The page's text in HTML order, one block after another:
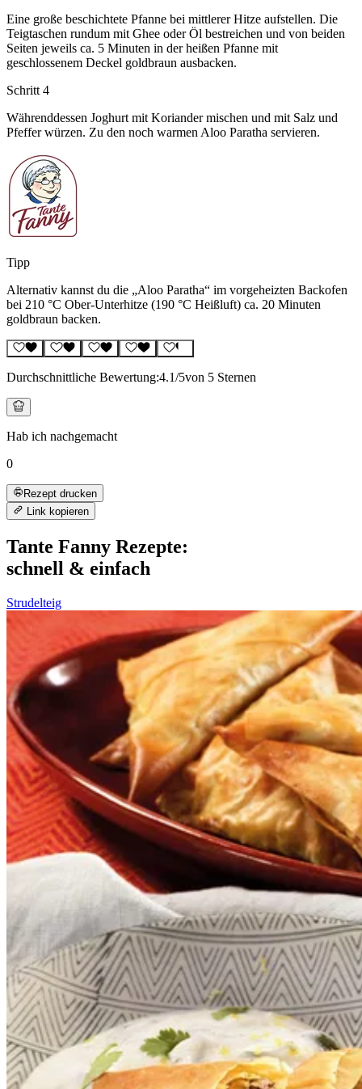
Eine große beschichtete Pfanne bei mittlerer Hitze aufstellen. Die
Teigtaschen rundum mit Ghee oder Öl bestreichen und von beiden
Seiten jeweils ca. 5 Minuten in der heißen Pfanne mit
geschlossenem Deckel goldbraun ausbacken.
Schritt 4
Währenddessen Joghurt mit Koriander mischen und mit Salz und
Pfeffer würzen. Zu den noch warmen Aloo Paratha servieren.
Tipp
Alternativ kannst du die „Aloo Paratha“ im vorgeheizten Backofen
bei 210 °C Ober-Unterhitze (190 °C Heißluft) ca. 20 Minuten
goldbraun backen.
Durchschnittliche Bewertung:4.1/5von 5 Sternen
Hab ich nachgemacht
0
Rezept drucken
Link kopieren
Tante Fanny Rezepte:
schnell & einfach
Strudelteig